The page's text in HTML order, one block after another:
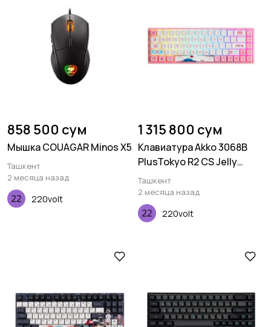
858 500 сум
Мышка COUAGAR Minos X5
Ташкент
2 месяца назад
220volt
1 315 800 сум
Клавиатура Akko 3068B
PlusTokyo R2 CS Jelly
Purple RGB
Ташкент
2 месяца назад
220volt